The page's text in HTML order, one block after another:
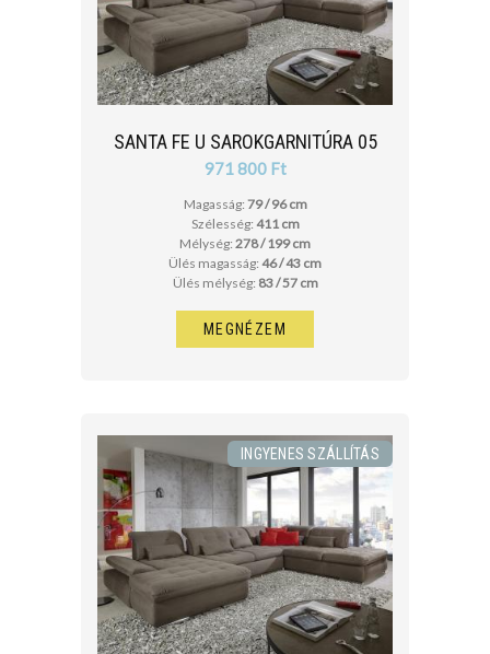
SANTA FE U SAROKGARNITÚRA 05
971 800 Ft
Magasság: 79 / 96 cm
Szélesség: 411 cm
Mélység: 278 / 199 cm
Ülés magasság: 46 / 43 cm
Ülés mélység: 83 / 57 cm
MEGNÉZEM
INGYENES SZÁLLÍTÁS